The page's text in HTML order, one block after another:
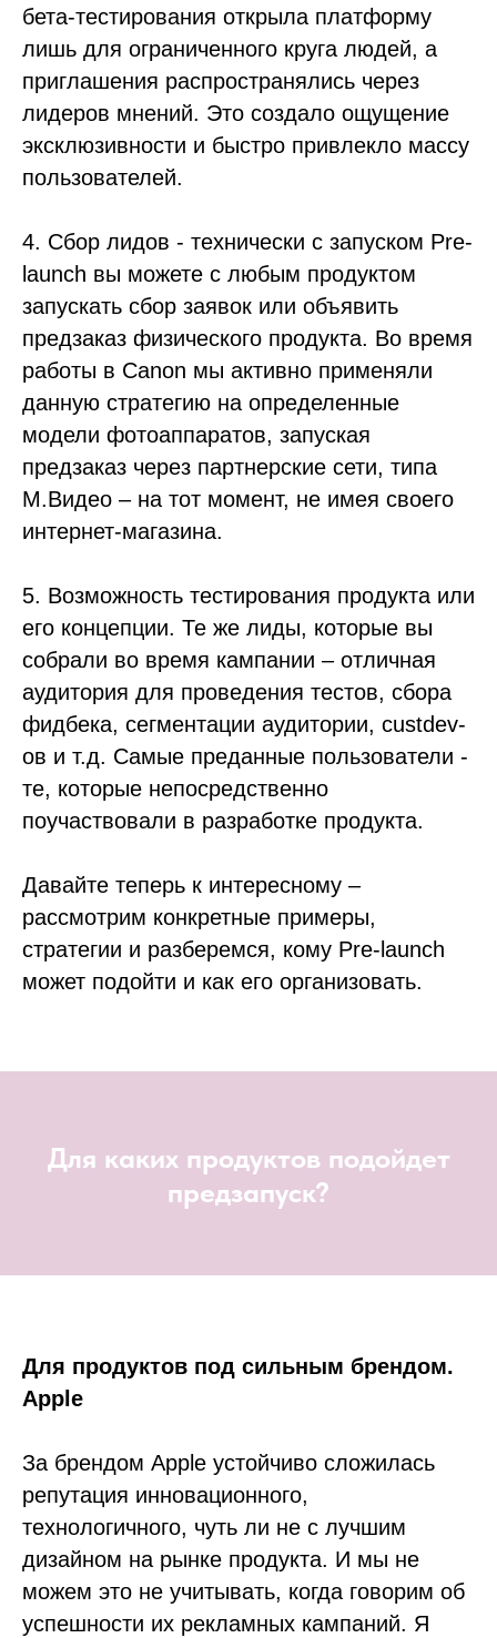
бета-тестирования открыла платформу
лишь для ограниченного круга людей, а
приглашения распространялись через
лидеров мнений. Это создало ощущение
эксклюзивности и быстро привлекло массу
пользователей.
4. Сбор лидов - технически с запуском Pre-
launch вы можете с любым продуктом
запускать сбор заявок или объявить
предзаказ физического продукта. Во время
работы в Canon мы активно применяли
данную стратегию на определенные
модели фотоаппаратов, запуская
предзаказ через партнерские сети, типа
М.Видео – на тот момент, не имея своего
интернет-магазина.
5. Возможность тестирования продукта или
его концепции. Те же лиды, которые вы
собрали во время кампании – отличная
аудитория для проведения тестов, сбора
фидбека, сегментации аудитории, custdev-
ов и т.д. Самые преданные пользователи -
те, которые непосредственно
поучаствовали в разработке продукта.
Давайте теперь к интересному –
рассмотрим конкретные примеры,
стратегии и разберемся, кому Pre-launch
может подойти и как его организовать.
Для каких продуктов подойдет
предзапуск?
Для продуктов под сильным брендом.
Apple
За брендом Apple устойчиво сложилась
репутация инновационного,
технологичного, чуть ли не с лучшим
дизайном на рынке продукта. И мы не
можем это не учитывать, когда говорим об
успешности их рекламных кампаний. Я